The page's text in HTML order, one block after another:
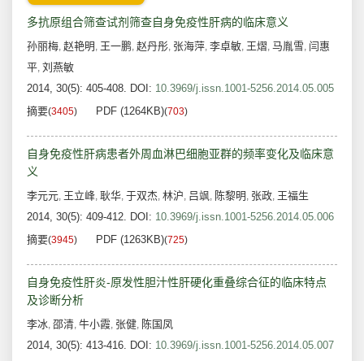
多抗原组合筛查试剂筛查自身免疫性肝病的临床意义
孙丽梅, 赵艳明 , 王一鹏, 赵丹彤, 张海萍, 李卓敏, 王熠, 马胤雪, 闫惠
平, 刘燕敏
2014, 30(5): 405-408. DOI: 10.3969/j.issn.1001-5256.2014.05.005
摘要(3405) PDF (1264KB)(703)
自身免疫性肝病患者外周血淋巴细胞亚群的频率变化及临床意
义
李元元, 王立峰, 耿华, 于双杰, 林沪, 吕飒, 陈黎明 , 张政, 王福生
2014, 30(5): 409-412. DOI: 10.3969/j.issn.1001-5256.2014.05.006
摘要(3945) PDF (1263KB)(725)
自身免疫性肝炎-原发性胆汁性肝硬化重叠综合征的临床特点
及诊断分析
李冰, 邵清, 牛小霞, 张健, 陈国凤
2014, 30(5): 413-416. DOI: 10.3969/j.issn.1001-5256.2014.05.007